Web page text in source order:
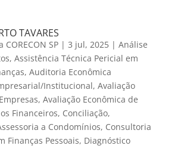
TAVARES
CORECON SP| 3 jul, 2025| Análise
, Assistência Técnica Pericial em
, Auditoria Econômica
Institucional, Avaliação
, Avaliação Econômica de
Financeiros, Conciliação,
a Condomínios, Consultoria
Finanças Pessoais, Diagnóstico